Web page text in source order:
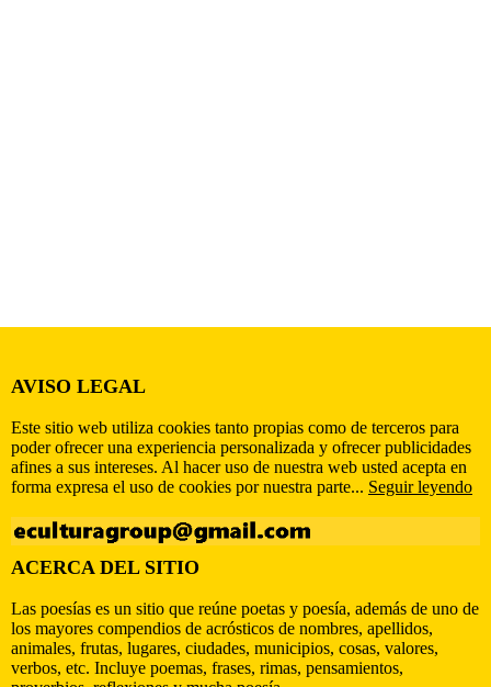
AVISO LEGAL
Este sitio web utiliza cookies tanto propias como de terceros para
poder ofrecer una experiencia personalizada y ofrecer publicidades
afines a sus intereses. Al hacer uso de nuestra web usted acepta en
forma expresa el uso de cookies por nuestra parte... Seguir leyendo
ACERCA DEL SITIO
Las poesías es un sitio que reúne poetas y poesía, además de uno de
los mayores compendios de acrósticos de nombres, apellidos,
animales, frutas, lugares, ciudades, municipios, cosas, valores,
verbos, etc. Incluye poemas, frases, rimas, pensamientos,